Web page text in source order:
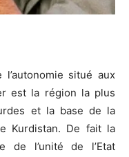
situé aux
est la région la plus
et la base de la
Kurdistan. De fait la
de l’unité de l’Etat